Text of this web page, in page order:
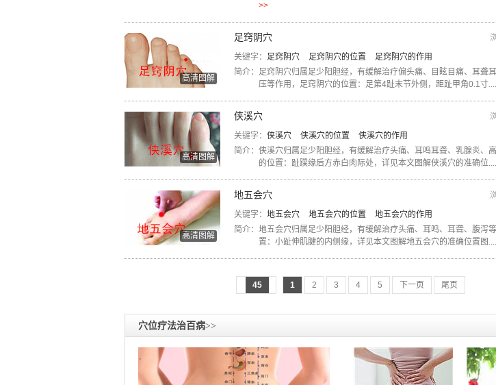
>>
高清图解
足窍阴穴
关键字： 足窍阴穴 足窍阴穴的位置
足窍阴穴的作用
简介： 足窍阴穴归属足少阳胆经，有缓解治疗偏头痛、目眩目痛、耳聋
压等作用，足窍阴穴的位置：足第4趾末节外侧，距趾甲角0.1寸
高清图解
侠溪穴
关键字： 侠溪穴 侠溪穴的位置
侠溪穴的作用
简介： 侠溪穴归属足少阳胆经，有缓解治疗头痛、耳鸣耳聋、乳腺炎、
的位置：趾蹼缘后方赤白肉际处，详见本文图解侠溪穴的准确位
高清图解
地五会穴
关键字： 地五会穴 地五会穴的位置
地五会穴的作用
简介： 地五会穴归属足少阳胆经，有缓解治疗头痛、耳鸣、耳聋、腹泻
置：小趾伸肌腱的内侧缘，详见本文图解地五会穴的准确位置图
45 1 2 3 4 5 下一页 尾页
穴位疗法治百病>>